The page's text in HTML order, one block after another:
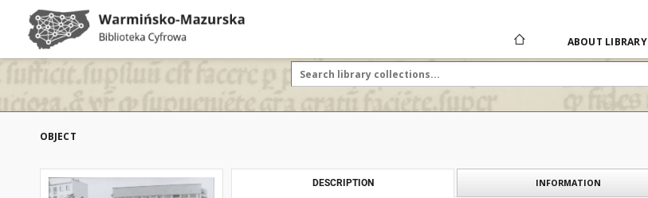
ABOUT LIBRARY
OBJECT
DESCRIPTION INFORMATION